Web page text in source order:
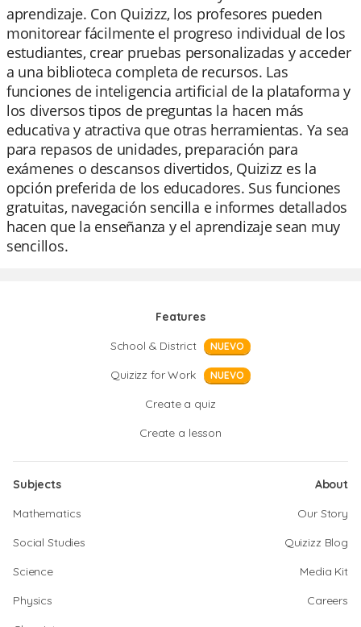
aprendizaje. Con Quizizz, los profesores pueden
monitorear fácilmente el progreso individual de los
estudiantes, crear pruebas personalizadas y acceder
a una biblioteca completa de recursos. Las
funciones de inteligencia artificial de la plataforma y
los diversos tipos de preguntas la hacen más
educativa y atractiva que otras herramientas. Ya sea
para repasos de unidades, preparación para
exámenes o descansos divertidos, Quizizz es la
opción preferida de los educadores. Sus funciones
gratuitas, navegación sencilla e informes detallados
hacen que la enseñanza y el aprendizaje sean muy
sencillos.
Features
School & District
NUEVO
Quizizz for Work NUEVO
Create a quiz
Create a lesson
Subjects
Mathematics
Social Studies
Science
Physics
About
Our Story
Quizizz Blog
Media Kit
Careers